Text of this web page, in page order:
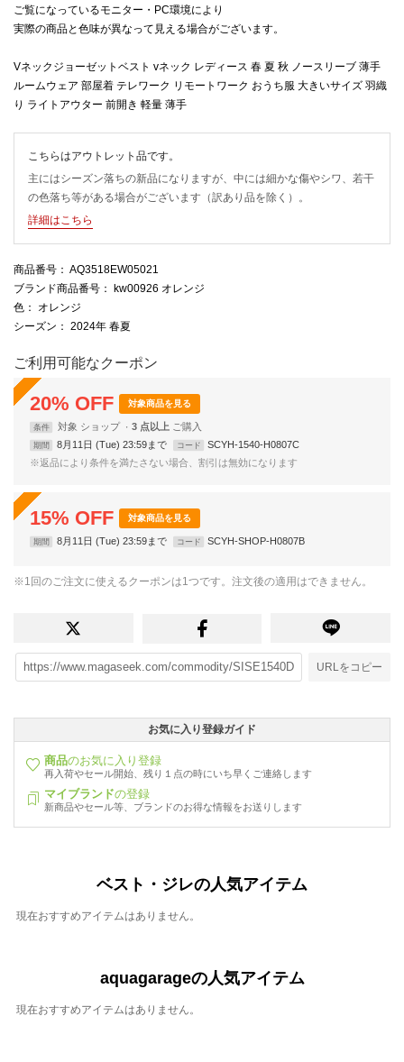
ご覧になっているモニター・PC環境により
実際の商品と色味が異なって見える場合がございます。
Vネックジョーゼットベスト vネック レディース 春 夏 秋 ノースリーブ 薄手
ルームウェア 部屋着 テレワーク リモートワーク おうち服 大きいサイズ 羽織
り ライトアウター 前開き 軽量 薄手
こちらはアウトレット品です。
主にはシーズン落ちの新品になりますが、中には細かな傷やシワ、若干
の色落ち等がある場合がございます（訳あり品を除く）。
詳細はこちら
商品番号 ： AQ3518EW05021
ブランド商品番号 ： kw00926 オレンジ
色 ： オレンジ
シーズン ： 2024年 春夏
ご利用可能なクーポン
20% OFF 対象商品を見る
条件 対象 ショップ 3 点以上
期間 8月11日 (Tue) 23:59まで コード
SCYH-1540-H0807C
※返品により条件を満たさない場合、割引は無効になります
15% OFF 対象商品を見る
期間 8月11日 (Tue) 23:59まで コード SCYH-SHOP-H0807B
※1回のご注文に使えるクーポンは1つです。注文後の適用はできません。
URLをコピー
お気に入り登録ガイド
商品のお気に入り登録
再入荷やセール開始、残り１点の時にいち早くご連絡します
マイブランドの登録
新商品やセール等、ブランドのお得な情報をお送りします
ベスト・ジレの人気アイテム
現在おすすめアイテムはありません。
aquagarageの人気アイテム
現在おすすめアイテムはありません。